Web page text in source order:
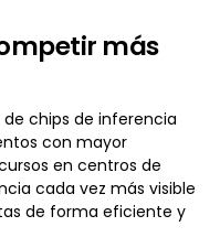
más
chips de inferencia
con mayor
en centros de
cada vez más visible
de forma eficiente y